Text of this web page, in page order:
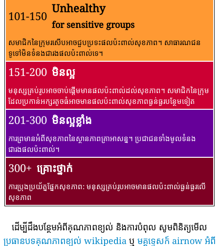
101-150
Unhealthy
for sensitive groups
សមាជិកនៃក្រុមរសើបអាចជួបប្រទះផលប៉ះពាល់សុខភាព។ សាធារណជន​
ទូទៅ​មិន​ទំនង​ជា​រង​ផល​ប៉ះពាល់​ទេ។
151-200 មិនល្អ
មនុស្សគ្រប់រូបអាចចាប់ផ្តើមមានផលប៉ះពាល់ដល់សុខភាព។ សមាជិកនៃក្រុម
ដែលប្រកាន់អក្សរតូចធំអាចមានផលប៉ះពាល់សុខភាពធ្ងន់ធ្ងរបន្ថែមទៀត
201-300 មិនល្អខ្លាំង
ការព្រមានអំពីសុខភាពនៃស្ថានភាពគ្រាអាសន្ន។ ប្រជាជនទាំងមូលទំនង
ជារងផលប៉ះពាល់។
300+ គ្រោះថ្នាក់
ការប្រុងប្រយ័ត្នផ្នែកសុខភាព: មនុស្សគ្រប់រូបអាចមានផលប៉ះពាល់ធ្ងន់ធ្ងរលើ
សុខភាព
ដើម្បីដឹងបន្ថែមអំពីគុណភាពខ្យល់ និងការបំពុល សូមពិនិត្យមើល
ប្រធានបទគុណភាពខ្យល់ wikipedia ឬ មគ្គុទ្ទេសក៍ airnow អំពី